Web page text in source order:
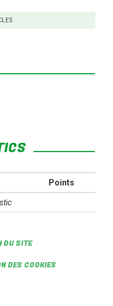
Points
DU SITE
DES COOKIES